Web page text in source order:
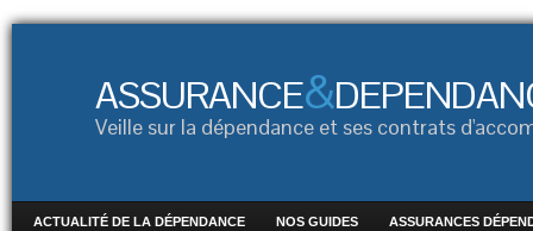
ASSURANCE&
Veille sur la dépendance et ses contrats
ACTUALITÉ DE LA DÉPENDANCE NOS GUIDES ASSURANCES